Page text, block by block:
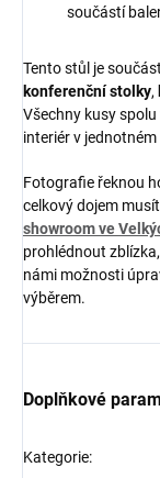
součástí
Tento stůl je
konferenční stolky,
Všechny kusy
interiér v
Fotografie řeknou
celkový dojem
showroom ve
prohlédnout
námi možnosti
výběrem.
Doplňkové
Kategorie: